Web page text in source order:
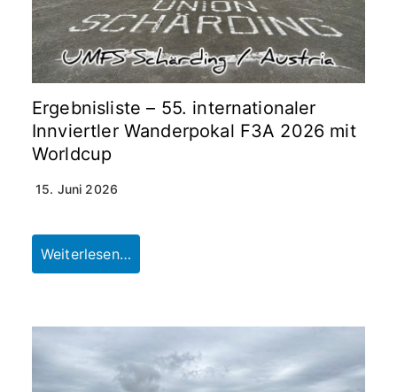
Ergebnisliste – 55. internationaler
Innviertler Wanderpokal F3A 2026 mit
Worldcup
15. Juni 2026
Weiterlesen…